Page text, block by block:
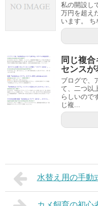
私の開設し
万円を超え
います。 ち
同じ複
センスが
ブログで、
て、二つ以
らしいので
じ複...
水替え用の手動